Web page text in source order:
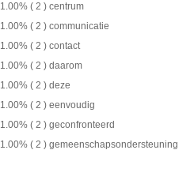
1.00% ( 2 ) centrum
1.00% ( 2 ) communicatie
1.00% ( 2 ) contact
1.00% ( 2 ) daarom
1.00% ( 2 ) deze
1.00% ( 2 ) eenvoudig
1.00% ( 2 ) geconfronteerd
1.00% ( 2 ) gemeenschapsondersteuning